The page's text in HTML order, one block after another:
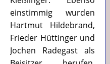
einstimmig wurden
Hartmut Hildebrand,
Frieder Hüttinger und
Jochen Radegast als